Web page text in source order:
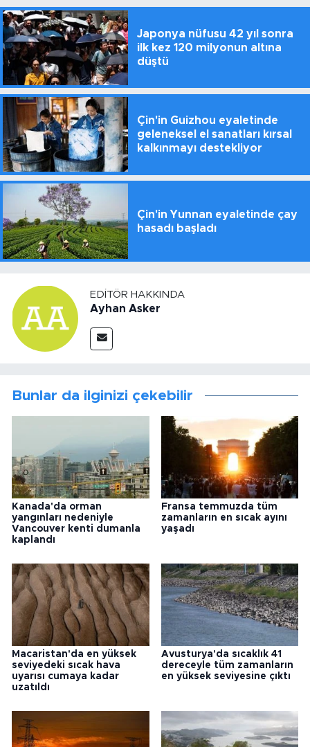
Japonya nüfusu 42 yıl sonra
ilk kez 120 milyonun altına
düştü
Çin'in Guizhou eyaletinde
geleneksel el sanatları kırsal
kalkınmayı destekliyor
Çin'in Yunnan eyaletinde çay
hasadı başladı
EDITÖR HAKKINDA
Ayhan Asker
Bunlar da ilginizi çekebilir
Kanada'da orman
yangınları nedeniyle
Vancouver kenti dumanla
kaplandı
Fransa temmuzda tüm
zamanların en sıcak ayını
yaşadı
Macaristan'da en yüksek
seviyedeki sıcak hava
uyarısı cumaya kadar
uzatıldı
Avusturya'da sıcaklık 41
dereceyle tüm zamanların
en yüksek seviyesine çıktı